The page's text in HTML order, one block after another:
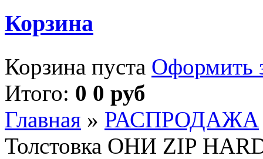
Корзина
Корзина пуста Оформить
Итого: 0 0 руб
Главная » РАСПРОДАЖА
Толстовка ОНИ ZIP